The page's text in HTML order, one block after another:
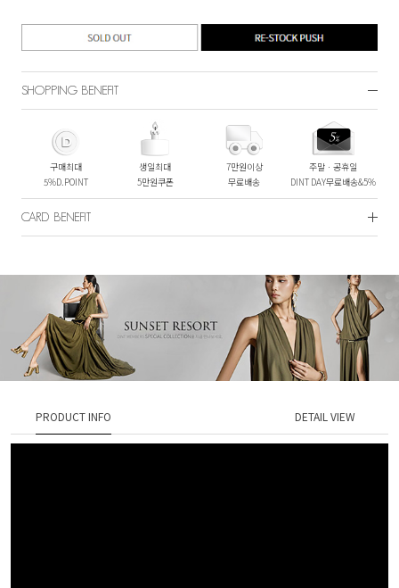
SHOPPING BENEFIT
구매최대
5%D.POINT
생일최대
5만원쿠폰
7만원이상
무료배송
주말ㆍ공휴일
DINT DAY무료배송&5%
CARD BENEFIT
PRODUCT INFO DETAIL VIEW